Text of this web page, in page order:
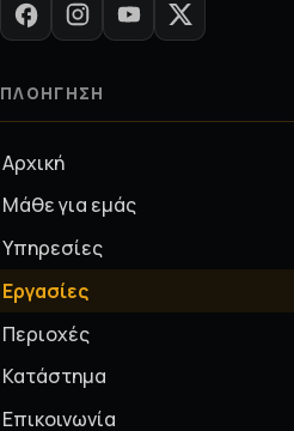
ΠΛΟΉΓΗΣΗ
Αρχική
Μάθε για εμάς
Υπηρεσίες
Εργασίες
Περιοχές
Κατάστημα